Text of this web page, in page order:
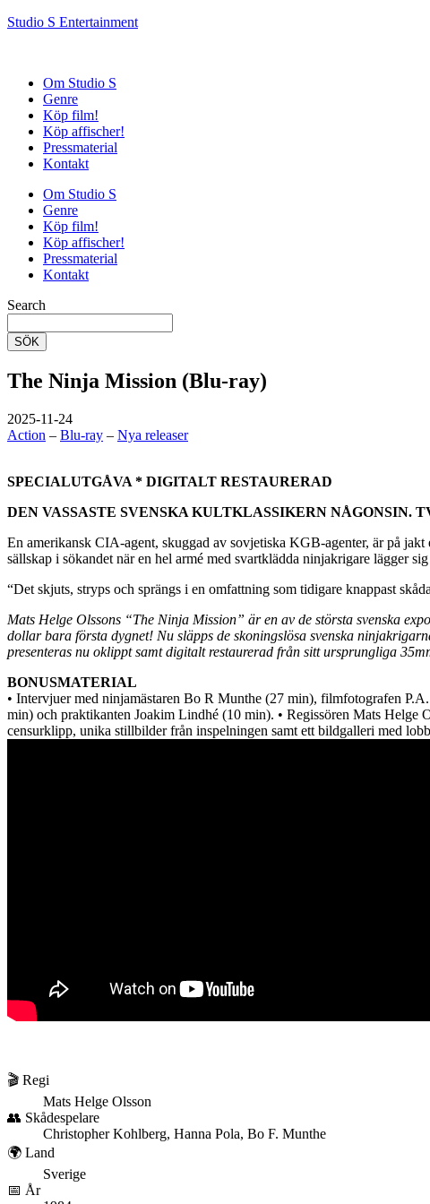
Studio S Entertainment
Om Studio S
Genre
Köp film!
Köp affischer!
Pressmaterial
Kontakt
Om Studio S
Genre
Köp film!
Köp affischer!
Pressmaterial
Kontakt
Search
SÖK
The Ninja Mission (Blu-ray)
2025-11-24
Action – Blu-ray – Nya releaser
SPECIALUTGÅVA * DIGITALT RESTAURERAD
DEN VASSASTE SVENSKA KULTKLASSIKERN NÅGONSIN.
En amerikansk CIA-agent, skuggad av sovjetiska KGB-agenter, är på
sällskap i sökandet när en hel armé med svartklädda ninjakrigare lägger
“Det skjuts, stryps och sprängs i en omfattning som tidigare knappast
Mats Helge Olssons “The Ninja Mission” är en av de största svenska
dollar bara första dygnet! Nu släpps de skoningslösa svenska
presenteras nu oklippt samt digitalt restaurerad från sitt ursprungliga
BONUSMATERIAL
• Intervjuer med ninjamästaren Bo R Munthe (27 min), filmfotografen
min) och praktikanten Joakim Lindhé (10 min). • Regissören Mats Helge
censurklipp, unika stillbilder från inspelningen samt ett bildgalleri med
🎬 Regi
Mats Helge Olsson
👥 Skådespelare
Christopher Kohlberg, Hanna Pola, Bo F. Munthe
🌍 Land
Sverige
📅 År